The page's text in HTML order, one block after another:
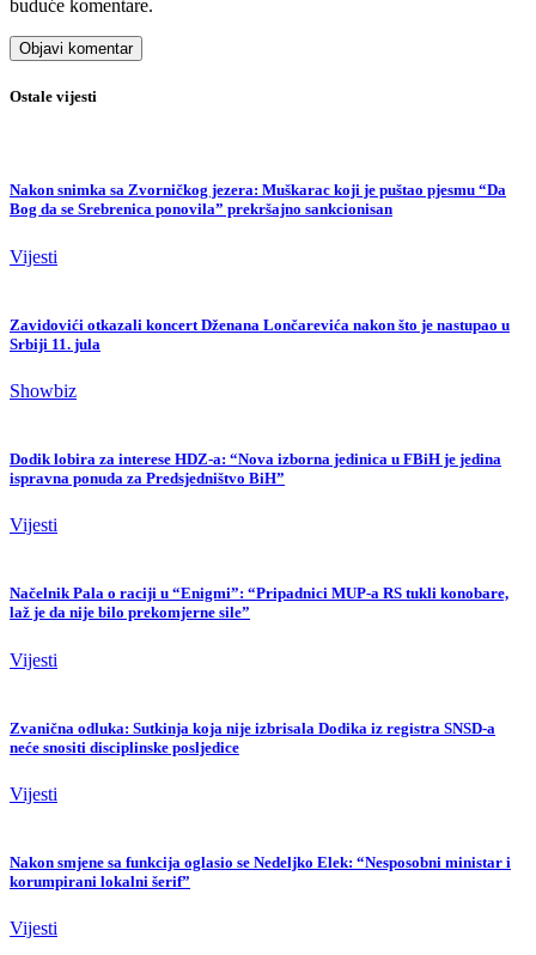
buduće komentare.
Ostale vijesti
Nakon snimka sa Zvorničkog jezera: Muškarac koji je puštao pjesmu “Da
Bog da se Srebrenica ponovila” prekršajno sankcionisan
Vijesti
Zavidovići otkazali koncert Dženana Lončarevića nakon što je nastupao u
Srbiji 11. jula
Showbiz
Dodik lobira za interese HDZ-a: “Nova izborna jedinica u FBiH je jedina
ispravna ponuda za Predsjedništvo BiH”
Vijesti
Načelnik Pala o raciji u “Enigmi”: “Pripadnici MUP-a RS tukli konobare,
laž je da nije bilo prekomjerne sile”
Vijesti
Zvanična odluka: Sutkinja koja nije izbrisala Dodika iz registra SNSD-a
neće snositi disciplinske posljedice
Vijesti
Nakon smjene sa funkcija oglasio se Nedeljko Elek: “Nesposobni ministar i
korumpirani lokalni šerif”
Vijesti